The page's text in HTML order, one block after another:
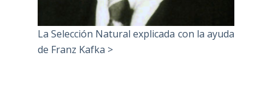
La Selección Natural explicada con la ayuda
de Franz Kafka >